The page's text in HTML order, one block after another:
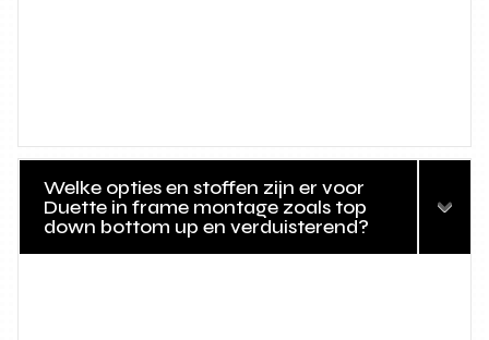
Welke opties en stoffen zijn er voor
Duette in frame montage zoals top
down bottom up en verduisterend?